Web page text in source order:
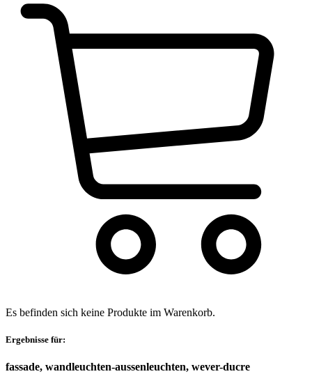
Es befinden sich keine Produkte im Warenkorb.
Ergebnisse für:
fassade, wandleuchten-aussenleuchten, wever-ducre